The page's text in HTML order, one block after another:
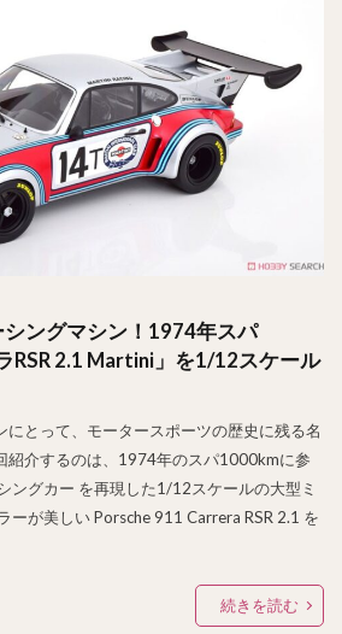
ングマシン！1974年スパ
RSR 2.1 Martini」を1/12スケール
にとって、モータースポーツの歴史に残る名
紹介するのは、1974年のスパ1000kmに参
ングカー を再現した1/12スケールの大型ミ
ーが美しい Porsche 911 Carrera RSR 2.1 を
続きを読む